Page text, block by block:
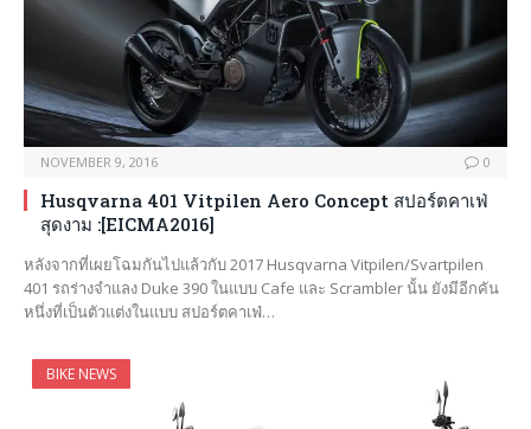
NOVEMBER 9, 2016 0
Husqvarna 401 Vitpilen Aero Concept สปอร์ตคาเฟ่
สุดงาม :[EICMA2016]
หลังจากที่เผยโฉมกันไปแล้วกับ 2017 Husqvarna Vitpilen/Svartpilen
401 รถร่างจำแลง Duke 390 ในแบบ Cafe และ Scrambler นั้น ยังมีอีกคัน
หนึ่งที่เป็นตัวแต่งในแบบ สปอร์ตคาเฟ่…
BIKE NEWS